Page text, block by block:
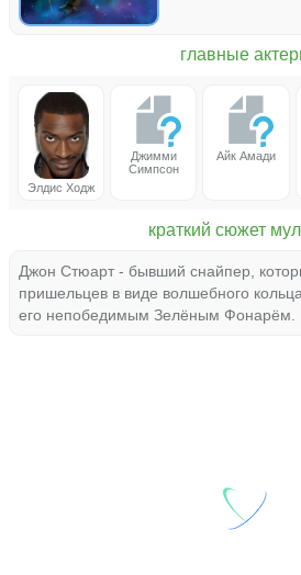
главные
Элдис Ходж
Джимми
Симпсон
Айк Амади
краткий сюжет
Джон Стюарт - бывший снайпер,
пришельцев в виде волшебного
его непобедимым Зелёным Фонарём.